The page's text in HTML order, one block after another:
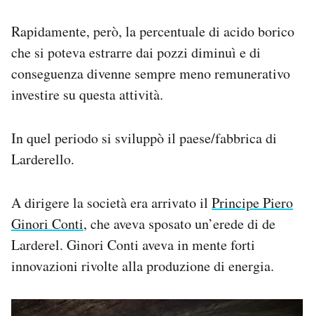
Rapidamente, però, la percentuale di acido borico
che si poteva estrarre dai pozzi diminuì e di
conseguenza divenne sempre meno remunerativo
investire su questa attività.
In quel periodo si sviluppò il paese/fabbrica di
Larderello.
A dirigere la società era arrivato il Principe Piero
Ginori Conti, che aveva sposato un’erede di de
Larderel. Ginori Conti aveva in mente forti
innovazioni rivolte alla produzione di energia.